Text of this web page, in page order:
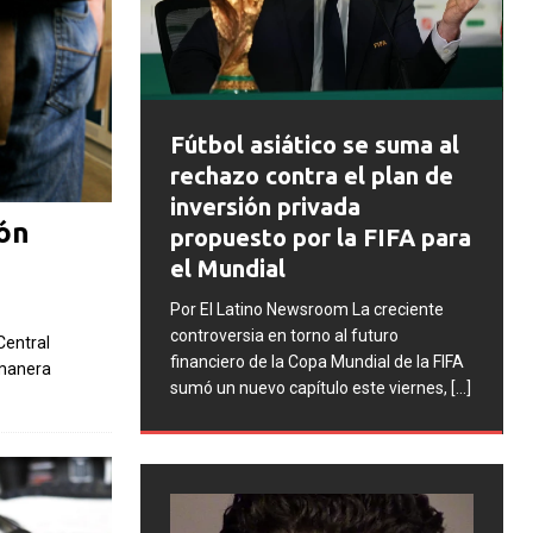
Fútbol asiático se suma al
rechazo contra el plan de
inversión privada
propuesto por la FIFA para
el Mundial
Por El Latino Newsroom La creciente
controversia en torno al futuro
financiero de la Copa Mundial de la FIFA
sumó un nuevo capítulo este viernes, [...]
FIFA
Por El Latino
contra la
Argentino